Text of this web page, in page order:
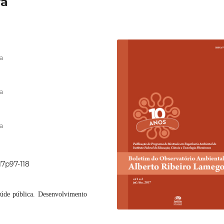
118
pública. Desenvolvimento